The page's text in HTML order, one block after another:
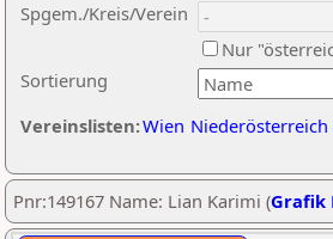
Sortierung
Spgem./Kreis/Verein
Nur
Vereinslisten:Wien Niederösterreich
Pnr:149167 Name: Lian Karimi (Grafik